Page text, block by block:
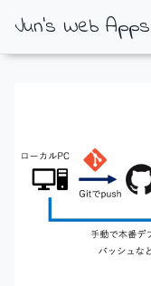
Jun's Web Apps